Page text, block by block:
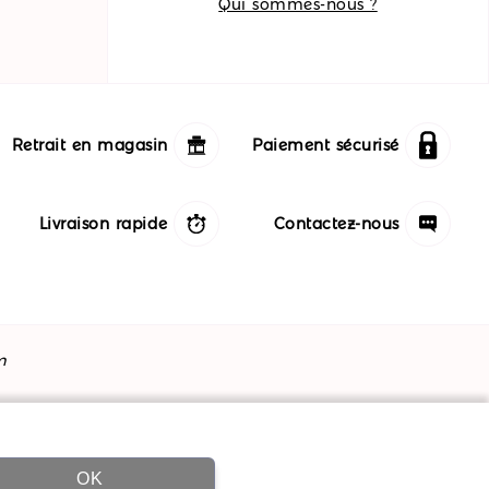
Qui sommes-nous ?
Retrait en magasin
Livraison rapide
Paiement sécurisé
Contactez-nous
OK